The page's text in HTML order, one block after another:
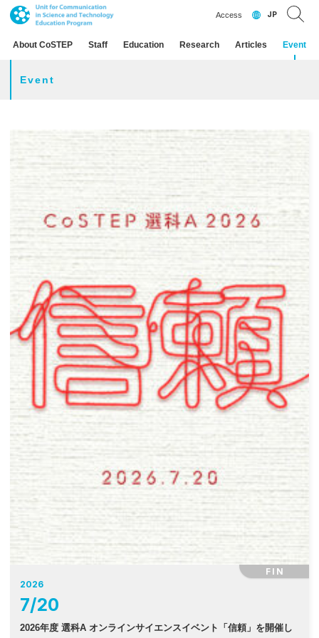
About CoSTEP Staff Education Research Articles Event
Access JP
Event
FIN
2026
7/20
2026年度 選科A オンラインサイエンスイベント「信頼」を開催し